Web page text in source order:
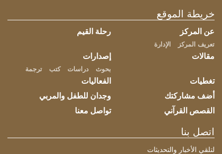
شارك هذه الصفحة
خريطة الموقع
عن المركز
تعريف المركز الإدارة
رحلة القيم
مقالات إصدارات
بحوث دراسات كتب ترجمة
تغطيات
الفعاليات
أضف مشاركتك
وجدان للطفل والمربي
القصص القرآني
تواصل معنا
اتصل بنا
لتلقي الأخبار والتحديثات